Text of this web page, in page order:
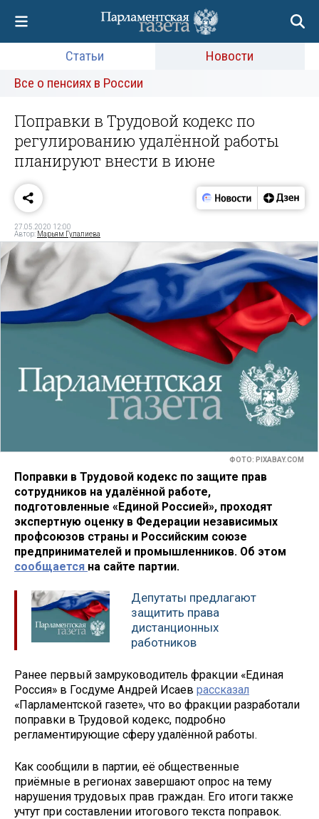
Статьи
Новости
Все о пенсиях в России
Поправки в Трудовой кодекс по
регулированию удалённой работы
планируют внести в июне
27.05.2020 12:00
Автор: Марьям Гулалиева
ФОТО: PIXABAY.COM
Поправки в Трудовой кодекс по защите прав
сотрудников на удалённой работе,
подготовленные «Единой Россией», проходят
экспертную оценку в Федерации независимых
профсоюзов страны и Российским союзе
предпринимателей и промышленников. Об этом
сообщается на сайте партии.
Депутаты предлагают
защитить права
дистанционных
работников
Ранее первый замруководитель фракции «Единая
Россия» в Госдуме Андрей Исаев рассказал
«Парламентской газете», что во фракции разработали
поправки в Трудовой кодекс, подробно
регламентирующие сферу удалённой работы.
Как сообщили в партии, её общественные
приёмные в регионах завершают опрос на тему
нарушения трудовых прав граждан. Его итоги также
учтут при составлении итогового текста поправок.